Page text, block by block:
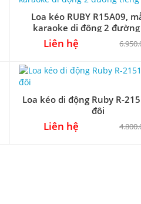
Loa kéo RUBY R15A09,
karaoke di động 2
Liên hệ
Loa kéo di động Ruby R-
đôi
Liên hệ